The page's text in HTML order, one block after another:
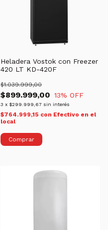
Heladera Vostok con Freezer
420 LT KD-420F
$899.999,00
$1.039.999,00
13% OFF
3 x $299.999,67 sin interés
$764.999,15 con Efectivo en el
local